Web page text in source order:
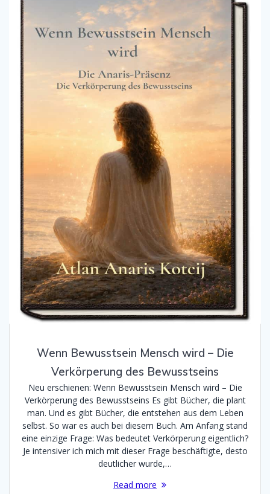
Wenn Bewusstsein Mensch wird – Die
Verkörperung des Bewusstseins
Neu erschienen: Wenn Bewusstsein Mensch wird – Die
Verkörperung des Bewusstseins Es gibt Bücher, die plant
man. Und es gibt Bücher, die entstehen aus dem Leben
selbst. So war es auch bei diesem Buch. Am Anfang stand
eine einzige Frage: Was bedeutet Verkörperung eigentlich?
Je intensiver ich mich mit dieser Frage beschäftigte, desto
deutlicher wurde,…
Read more